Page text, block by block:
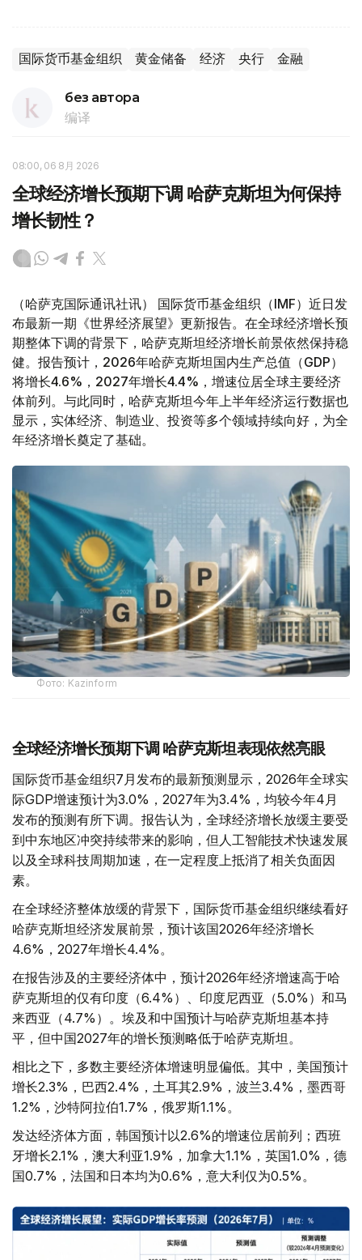
国际货币基金组织 黄金储备 经济 央行 金融
без автора
编译
08:00, 06 8月 2026
全球经济增长预期下调 哈萨克斯坦为何保持
增长韧性？
（哈萨克国际通讯社讯） 国际货币基金组织（IMF）近日发
布最新一期《世界经济展望》更新报告。在全球经济增长预
期整体下调的背景下，哈萨克斯坦经济增长前景依然保持稳
健。报告预计，2026年哈萨克斯坦国内生产总值（GDP）
将增长4.6%，2027年增长4.4%，增速位居全球主要经济
体前列。与此同时，哈萨克斯坦今年上半年经济运行数据也
显示，实体经济、制造业、投资等多个领域持续向好，为全
年经济增长奠定了基础。
Фото: Kazinform
全球经济增长预期下调 哈萨克斯坦表现依然亮眼
国际货币基金组织7月发布的最新预测显示，2026年全球实
际GDP增速预计为3.0%，2027年为3.4%，均较今年4月
发布的预测有所下调。报告认为，全球经济增长放缓主要受
到中东地区冲突持续带来的影响，但人工智能技术快速发展
以及全球科技周期加速，在一定程度上抵消了相关负面因
素。
在全球经济整体放缓的背景下，国际货币基金组织继续看好
哈萨克斯坦经济发展前景，预计该国2026年经济增长
4.6%，2027年增长4.4%。
在报告涉及的主要经济体中，预计2026年经济增速高于哈
萨克斯坦的仅有印度（6.4%）、印度尼西亚（5.0%）和马
来西亚（4.7%）。埃及和中国预计与哈萨克斯坦基本持
平，但中国2027年的增长预测略低于哈萨克斯坦。
相比之下，多数主要经济体增速明显偏低。其中，美国预计
增长2.3%，巴西2.4%，土耳其2.9%，波兰3.4%，墨西哥
1.2%，沙特阿拉伯1.7%，俄罗斯1.1%。
发达经济体方面，韩国预计以2.6%的增速位居前列；西班
牙增长2.1%，澳大利亚1.9%，加拿大1.1%，英国1.0%，德
国0.7%，法国和日本均为0.6%，意大利仅为0.5%。